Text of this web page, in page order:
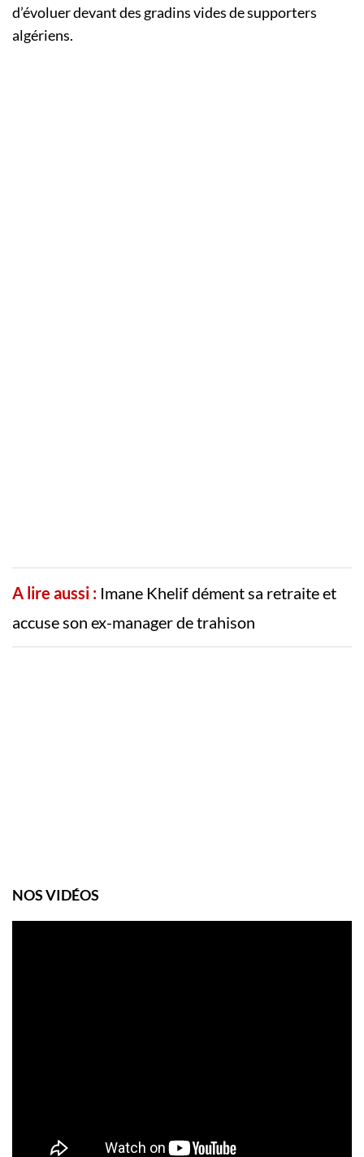
d’évoluer devant des gradins vides de supporters
algériens.
A lire aussi : Imane Khelif dément sa retraite et
accuse son ex-manager de trahison
NOS VIDÉOS